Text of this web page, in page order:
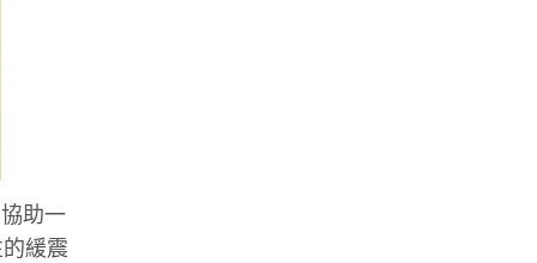
助一
緩震